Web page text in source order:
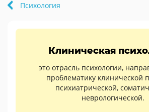
Психология
Клиническая
это отрасль психологии,
проблематику клинической
психиатрической,
неврологической.